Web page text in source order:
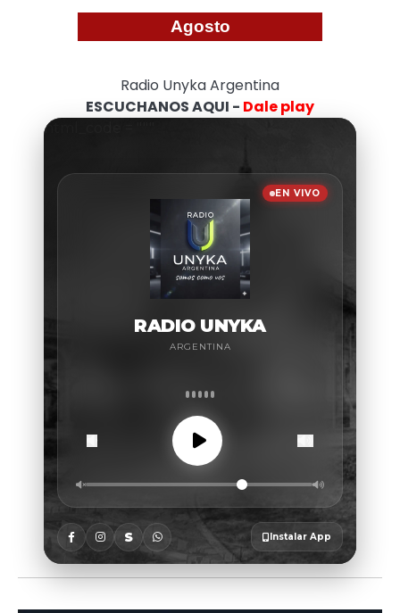
Agosto
Radio Unyka Argentina
ESCUCHANOS AQUI - Dale play